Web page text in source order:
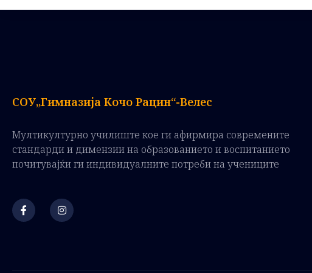
СОУ„Гимназија Кочо Рацин“-Велес
Мултикултурно училиште кое ги афирмира современите
стандарди и димензии на образованието и воспитанието
почитувајќи ги индивидуалните потреби на учениците